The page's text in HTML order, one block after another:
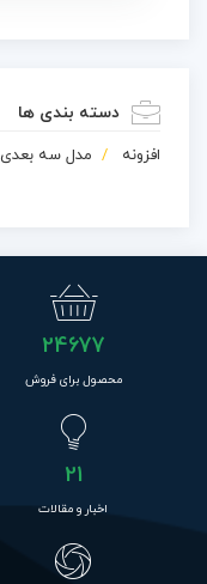
دسته بندی ها
افزونه مدل سه بعدی
24677
محصول برای فروش
21
اخبار و مقالات